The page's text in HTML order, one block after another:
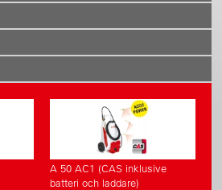
A 50 AC1 (CAS inklusive
batteri och laddare)